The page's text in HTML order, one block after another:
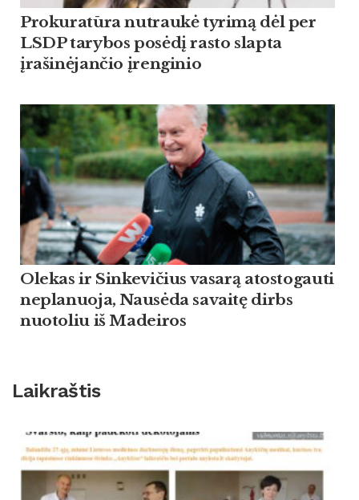
Prokuratūra nutraukė tyrimą dėl per
LSDP tarybos posėdį rasto slapta
įrašinėjančio įrenginio
Olekas ir Sinkevičius vasarą atostogauti
neplanuoja, Nausėda savaitę dirbs
nuotoliu iš Madeiros
Laikraštis